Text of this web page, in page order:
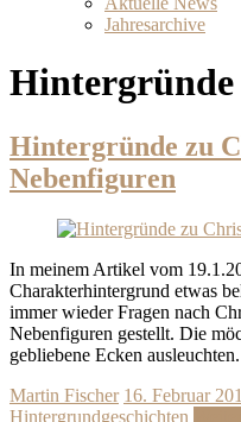
Jahresarchive
Hintergründe
Hintergründe zu
Nebenfiguren
In meinem Artikel vom
Charakterhintergrund etwas
immer wieder Fragen nach
Nebenfiguren gestellt. Die
gebliebene Ecken ausleuchten.
Martin Fischer 16. Februar
Hintergrundgeschichten